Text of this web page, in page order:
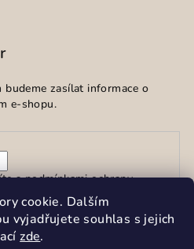
cookie. Dalším
vyjadřujete souhlas s jejich
zde.
zasílat informace o
e-shopu.
spodmínkami ochrany